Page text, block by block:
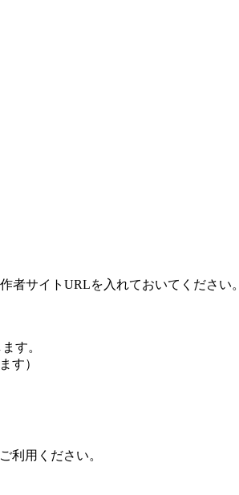
者サイトURLを入れておいてください。
す。
す）
利用ください。